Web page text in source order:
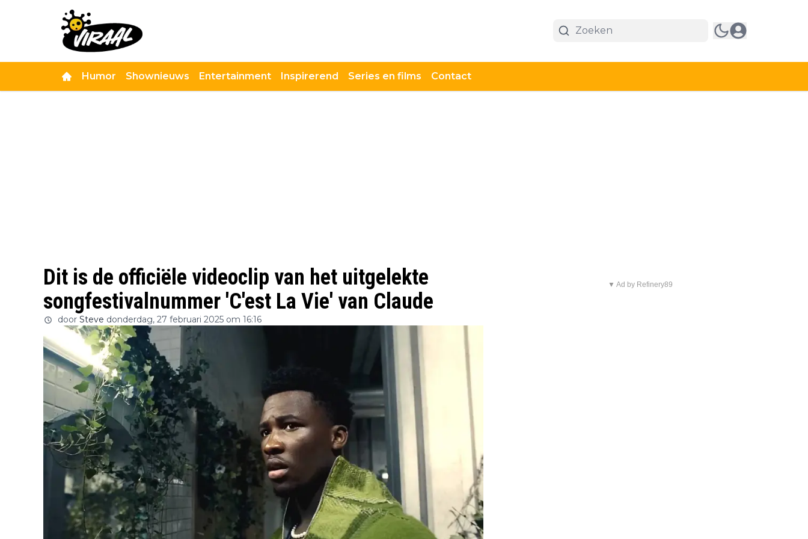
Humor Shownieuws Entertainment Inspirerend Series en films Contact
Dit is de officiële videoclip van het uitgelekte
songfestivalnummer 'C'est La Vie' van Claude
door Steve donderdag, 27 februari 2025 om 16:16
▼ Ad by Refinery89